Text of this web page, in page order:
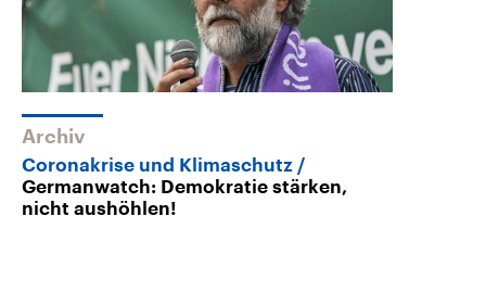
Archiv
Coronakrise und Klimaschutz
Germanwatch: Demokratie stärken,
nicht aushöhlen!